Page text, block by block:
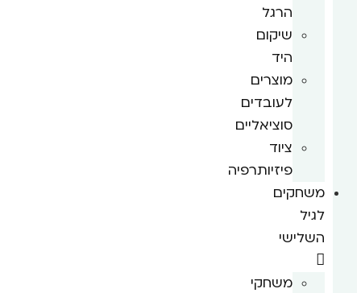
הרגל
שיקום
היד
מוצרים
לעובדים
סוציאליים
ציוד
פיזיותרפיה
משחקים
לגיל
השלישי
משחקי